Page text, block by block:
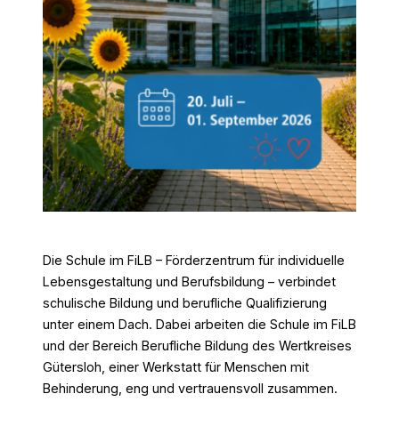
Die Schule im FiLB – Förderzentrum für individuelle
Lebensgestaltung und Berufsbildung – verbindet
schulische Bildung und berufliche Qualifizierung
unter einem Dach. Dabei arbeiten die Schule im FiLB
und der Bereich Berufliche Bildung des Wertkreises
Gütersloh, einer Werkstatt für Menschen mit
Behinderung, eng und vertrauensvoll zusammen.